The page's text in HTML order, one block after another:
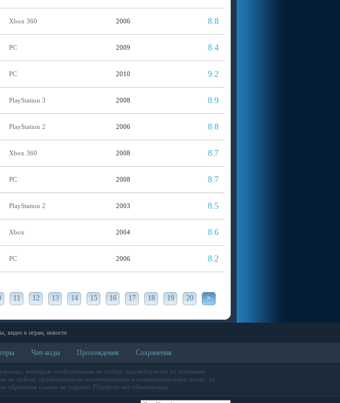
Xbox 360 2006 8.8
PC 2009 8.4
PC 2010 9.2
PlayStation 3 2008 8.9
PlayStation 2 2006 8.8
Xbox 360 2008 8.7
PC 2008 8.7
PlayStation 2 2003 8.5
Xbox 2004 8.6
PC 2006 8.2
11 12 13 14 15 16 17 18 19 20 >
видео к играм, новости
Чит-коды Прохождения Сохранения
которые опубликованы на сайте, принадлежат их законным
сайте, предоставлены исключительно в ознакомительных целях, их
обратная ссылка на портал Playtform.net обязательна.